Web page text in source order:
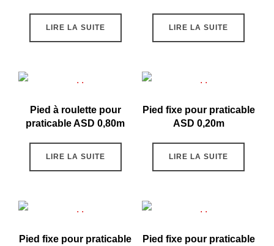
LIRE LA SUITE LIRE LA SUITE
Pied à roulette pour
praticable ASD 0,80m
LIRE LA SUITE
Pied fixe pour praticable
ASD 0,20m
LIRE LA SUITE
Pied fixe pour praticable
Pied fixe pour praticable